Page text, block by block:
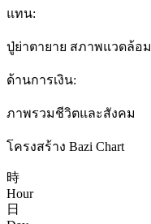
แทน:
ปู่ย่าตายาย สภาพแวดล้อม
ด้านการเงิน:
ภาพรวมชีวิตและสังคม
โครงสร้าง Bazi Chart
時
Hour
日